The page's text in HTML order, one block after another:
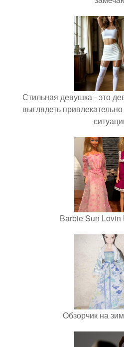
Стильная девушка - это
выглядеть
Barbie Sun Lovin
Обзорчик на